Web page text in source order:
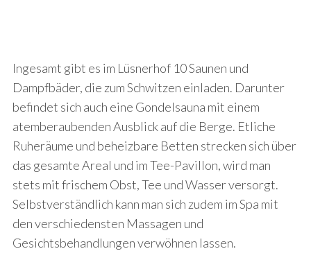
Ingesamt gibt es im Lüsnerhof 10 Saunen und
Dampfbäder, die zum Schwitzen einladen. Darunter
befindet sich auch eine Gondelsauna mit einem
atemberaubenden Ausblick auf die Berge. Etliche
Ruheräume und beheizbare Betten strecken sich über
das gesamte Areal und im Tee-Pavillon, wird man
stets mit frischem Obst, Tee und Wasser versorgt.
Selbstverständlich kann man sich zudem im Spa mit
den verschiedensten Massagen und
Gesichtsbehandlungen verwöhnen lassen.